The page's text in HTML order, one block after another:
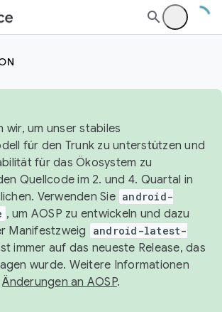
wir, um unser stabiles
für den Trunk zu unterstützen und
für das Ökosystem zu
Quellcode im 2. und 4. Quartal in
Verwenden Sie android-
, um AOSP zu entwickeln und dazu
Manifestzweig
android-latest-
immer auf das neueste Release, das
wurde. Weitere Informationen
Änderungen an AOSP.